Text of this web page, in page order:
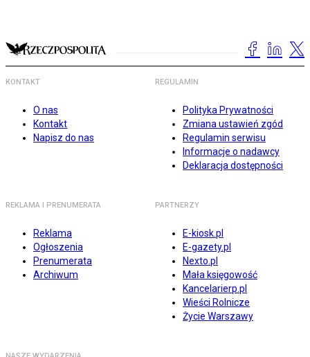
KONTAKT
O nas
Kontakt
Napisz do nas
REGULAMIN
Polityka Prywatności
Zmiana ustawień zgód
Regulamin serwisu
Informacje o nadawcy
Deklaracja dostępności
REKLAMA I PRENUMERATA
Reklama
Ogłoszenia
Prenumerata
Archiwum
PARTNERZY
E-kiosk.pl
E-gazety.pl
Nexto.pl
Mała księgowość
Kancelarierp.pl
Wieści Rolnicze
Życie Warszawy